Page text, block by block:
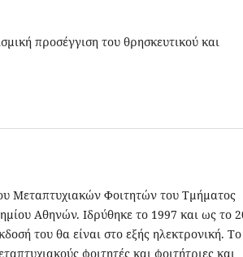
προσέγγιση του θρησκευτικού και
Μεταπτυχιακών Φοιτητών του Τμήματος
Αθηνών. Ιδρύθηκε το 1997 και ως το
του θα είναι στο εξής ηλεκτρονική. Το
φοιτητές και φοιτήτριες και